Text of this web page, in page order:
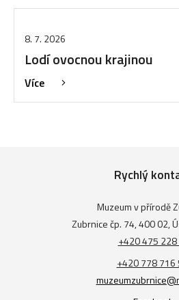
8. 7. 2026
Lodí ovocnou krajinou
Více
Rychlý
Muzeum v přírodě
Zubrnice čp. 74, 400 02,
+420 475
+420 778 716